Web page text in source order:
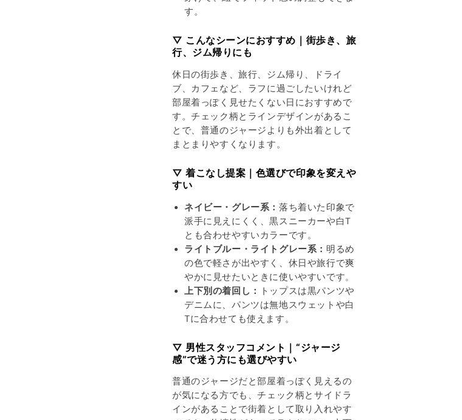
す。
▽ こんなシーンにおすすめ｜街歩き、旅
行、ジム帰りにも
休日の街歩き、旅行、ジム帰り、ドライ
ブ、カフェなど、ラフに過ごしたいけれど
部屋着っぽく見せたくない日におすすめで
す。チェック柄とラインデザインがあるこ
とで、普通のジャージよりも外出着として
まとまりやすくなります。
▽ 着こなし提案｜色選びで印象を変えや
すい
ネイビー・グレー系： 落ち着いた印象で
派手に見えにくく、黒スニーカーや白T
とも合わせやすいカラーです。
ライトブルー・ライトグレー系： 明るめ
の色で軽さが出やすく、休日や旅行で爽
やかに見せたいときに使いやすいです。
上下別の着回し：
トップスは黒パンツや
デニムに、パンツは無地スウェットや白
Tに合わせても使えます。
▽ 男性スタッフコメント｜“ジャージ
感”で迷う方にも選びやすい
普通のジャージだと部屋着っぽく見えるの
が気になる方でも、チェック柄とサイドラ
インがあることで街着として取り入れやす